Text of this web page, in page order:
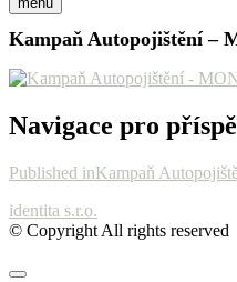
Kampaň Autopojištění –
Navigace pro
Published inKampaň
identita s.r.o.
© Copyright All rights reserved